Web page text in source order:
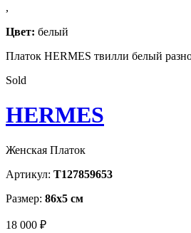
,
Цвет: белый
Платок HERMES твилли белый
Sold
HERMES
Женская Платок
Артикул: T127859653
Размер: 86х5 см
18 000 ₽